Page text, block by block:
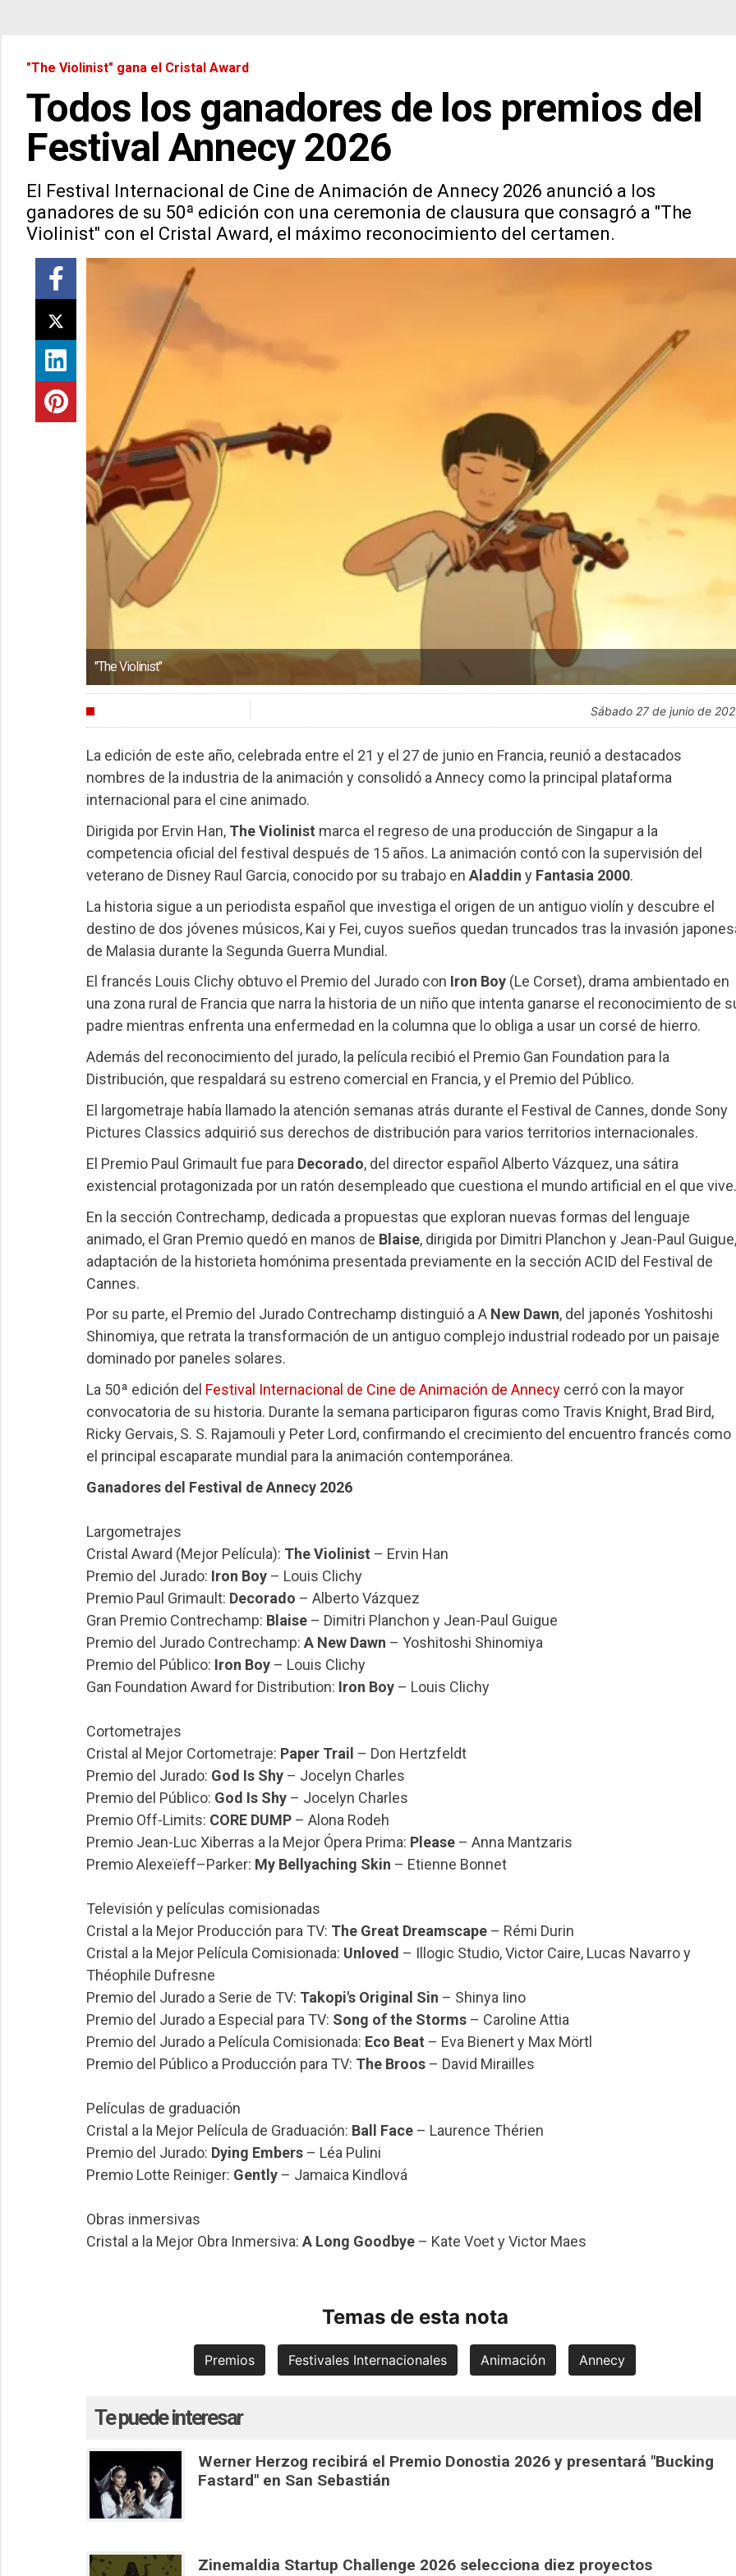
"The Violinist" gana el Cristal Award
Todos los ganadores de los premios del
Festival Annecy 2026
El Festival Internacional de Cine de Animación de Annecy 2026 anunció a los
ganadores de su 50ª edición con una ceremonia de clausura que consagró a "The
Violinist" con el Cristal Award, el máximo reconocimiento del certamen.
"The Violinist"
sábado 27 de junio de
La edición de este año, celebrada entre el 21 y el 27 de junio en Francia, reunió a destacados
nombres de la industria de la animación y consolidó a Annecy como la principal plataforma
internacional para el cine animado.
Dirigida por Ervin Han, The Violinist marca el regreso de una producción de Singapur a la
competencia oficial del festival después de 15 años. La animación contó con la supervisión del
veterano de Disney Raul Garcia, conocido por su trabajo en Aladdin y Fantasia 2000.
La historia sigue a un periodista español que investiga el origen de un antiguo violín y descubre el
destino de dos jóvenes músicos, Kai y Fei, cuyos sueños quedan truncados tras la invasión
de Malasia durante la Segunda Guerra Mundial.
El francés Louis Clichy obtuvo el Premio del Jurado con Iron Boy (Le Corset), drama ambientado en
una zona rural de Francia que narra la historia de un niño que intenta ganarse el reconocimiento de
padre mientras enfrenta una enfermedad en la columna que lo obliga a usar un corsé de hierro.
Además del reconocimiento del jurado, la película recibió el Premio Gan Foundation para la
Distribución, que respaldará su estreno comercial en Francia, y el Premio del Público.
El largometraje había llamado la atención semanas atrás durante el Festival de Cannes, donde Sony
Pictures Classics adquirió sus derechos de distribución para varios territorios internacionales.
El Premio Paul Grimault fue para Decorado, del director español Alberto Vázquez, una sátira
existencial protagonizada por un ratón desempleado que cuestiona el mundo artificial en el que vive.
En la sección Contrechamp, dedicada a propuestas que exploran nuevas formas del lenguaje
animado, el Gran Premio quedó en manos de Blaise, dirigida por Dimitri Planchon y Jean-Paul Guigue,
adaptación de la historieta homónima presentada previamente en la sección ACID del Festival de
Cannes.
Por su parte, el Premio del Jurado Contrechamp distinguió a A New Dawn, del japonés Yoshitoshi
Shinomiya, que retrata la transformación de un antiguo complejo industrial rodeado por un paisaje
dominado por paneles solares.
La 50ª edición del Festival Internacional de Cine de Animación de Annecycerró con la mayor
convocatoria de su historia. Durante la semana participaron figuras como Travis Knight, Brad Bird,
Ricky Gervais, S. S. Rajamouli y Peter Lord, confirmando el crecimiento del encuentro francés como
el principal escaparate mundial para la animación contemporánea.
Ganadores del Festival de Annecy 2026
Largometrajes
Cristal Award (Mejor Película): The Violinist – Ervin Han
Premio del Jurado: Iron Boy– Louis Clichy
Premio Paul Grimault: Decorado – Alberto Vázquez
Gran Premio Contrechamp: Blaise– Dimitri Planchon y Jean-Paul Guigue
Premio del Jurado Contrechamp: A New Dawn – Yoshitoshi Shinomiya
Premio del Público: Iron Boy– Louis Clichy
Gan Foundation Award for Distribution: Iron Boy – Louis Clichy
Cortometrajes
Cristal al Mejor Cortometraje: Paper Trail – Don Hertzfeldt
Premio del Jurado: God Is Shy – Jocelyn Charles
Premio del Público: God Is Shy – Jocelyn Charles
Premio Off-Limits: CORE DUMP– Alona Rodeh
Premio Jean-Luc Xiberras a la Mejor Ópera Prima: Please– Anna Mantzaris
Premio Alexeïeff–Parker: My Bellyaching Skin – Etienne Bonnet
Televisión y películas comisionadas
Cristal a la Mejor Producción para TV: The Great Dreamscape– Rémi Durin
Cristal a la Mejor Película Comisionada: Unloved – Illogic Studio, Victor Caire, Lucas Navarro y
Théophile Dufresne
Premio del Jurado a Serie de TV: Takopi's Original Sin – Shinya Iino
Premio del Jurado a Especial para TV: Song of the Storms – Caroline Attia
Premio del Jurado a Película Comisionada: Eco Beat – Eva Bienert y Max Mörtl
Premio del Público a Producción para TV: The Broos – David Mirailles
Películas de graduación
Cristal a la Mejor Película de Graduación: Ball Face– Laurence Thérien
Premio del Jurado: Dying Embers– Léa Pulini
Premio Lotte Reiniger: Gently– Jamaica Kindlová
Obras inmersivas
Cristal a la Mejor Obra Inmersiva: A Long Goodbye – Kate Voet y Victor Maes
Temas de esta nota
Premios Festivales Internacionales Animación Annecy
Te puede interesar
Werner Herzog recibirá el Premio Donostia 2026 y presentará "Bucking
Fastard" en San Sebastián
Zinemaldia Startup Challenge 2026 selecciona diez proyectos